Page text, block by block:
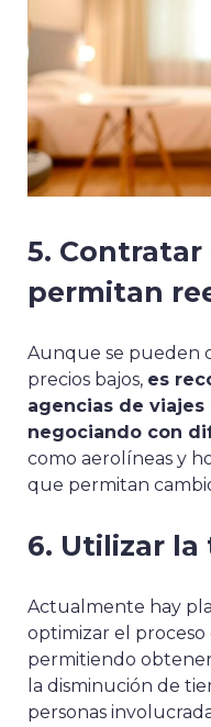
5. Contratar
permitan
Aunque se pueden
precios bajos, es
agencias de
negociando con
como aerolíneas y
que permitan
6. Utilizar
Actualmente hay
optimizar el proceso
permitiendo
la disminución de
personas